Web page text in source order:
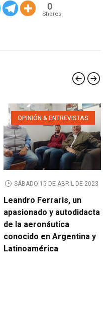
0
Shares
OPINIÓN & ENTREVISTAS
SÁBADO 15 DE ABRIL DE 2023
Leandro Ferraris, un
apasionado y autodidacta
de la aeronáutica
conocido en Argentina y
Latinoamérica